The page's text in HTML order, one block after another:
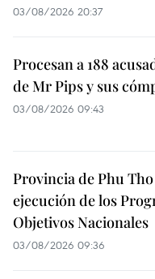
03/08/2026 20:37
Procesan a 188
de Mr Pips y sus
03/08/2026 09:43
Provincia de Phu
ejecución de los
Objetivos Nacionales
03/08/2026 09:36